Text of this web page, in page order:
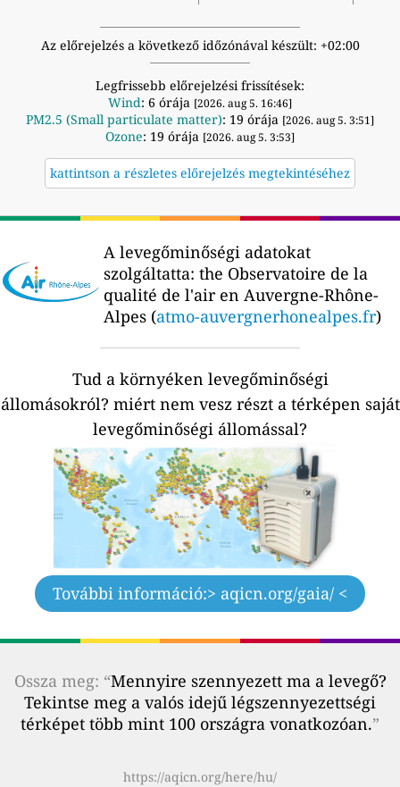
Az előrejelzés a következő időzónával készült: +02:00
Legfrissebb előrejelzési frissítések:
Wind: 6 órája [2026. aug 5. 16:46]
PM2.5 (Small particulate matter): 19 órája [2026. aug 5. 3:51]
Ozone: 19 órája [2026. aug 5. 3:53]
kattintson a részletes előrejelzés megtekintéséhez
A levegőminőségi adatokat
szolgáltatta: the Observatoire de la
qualité de l'air en Auvergne-Rhône-
Alpes (atmo-auvergnerhonealpes.fr)
Tud a környéken levegőminőségi
állomásokról? miért nem vesz részt a térképen saját
levegőminőségi állomással?
További információ:> aqicn.org/gaia/ <
Ossza meg: “Mennyire szennyezett ma a levegő?
Tekintse meg a valós idejű légszennyezettségi
térképet több mint 100 országra vonatkozóan.”
https://aqicn.org/here/hu/